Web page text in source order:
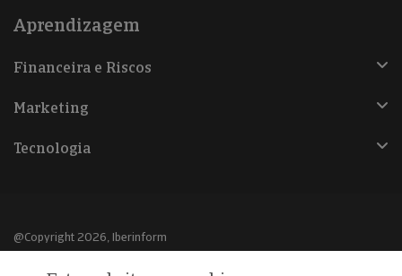
Aprendizagem
Financeira e Riscos
Marketing
Tecnologia
@Copyright 2026, Iberinform